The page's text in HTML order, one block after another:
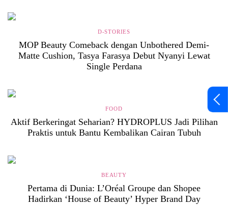
D-STORIES
MOP Beauty Comeback dengan Unbothered Demi-
Matte Cushion, Tasya Farasya Debut Nyanyi Lewat
Single Perdana
FOOD
Aktif Berkeringat Seharian? HYDROPLUS Jadi Pilihan
Praktis untuk Bantu Kembalikan Cairan Tubuh
BEAUTY
Pertama di Dunia: L’Oréal Groupe dan Shopee
Hadirkan ‘House of Beauty’ Hyper Brand Day